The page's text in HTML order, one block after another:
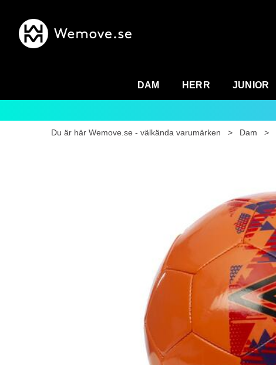
DAM HERR JUNIOR
Du är här Wemove.se - välkända varumärken > Dam >